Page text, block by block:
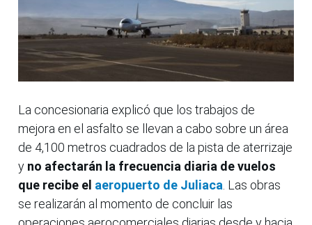
La concesionaria explicó que los trabajos de
mejora en el asfalto se llevan a cabo sobre un área
de 4,100 metros cuadrados de la pista de aterrizaje
y no afectarán la frecuencia diaria de vuelos
que recibe el aeropuerto de Juliaca . Las obras
se realizarán al momento de concluir las